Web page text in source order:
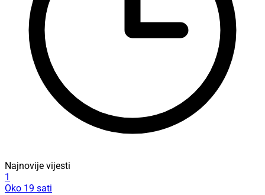
Najnovije vijesti
1
Oko 19 sati